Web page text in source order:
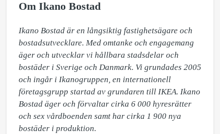
Om Ikano Bostad
Ikano Bostad är en långsiktig fastighetsägare och
bostadsutvecklare. Med omtanke och engagemang
äger och utvecklar vi hållbara stadsdelar och
bostäder i Sverige och Danmark. Vi grundades 2005
och ingår i Ikanogruppen, en internationell
företagsgrupp startad av grundaren till IKEA. Ikano
Bostad äger och förvaltar cirka 6 000 hyresrätter
och sex vårdboenden samt har cirka 1 900 nya
bostäder i produktion.